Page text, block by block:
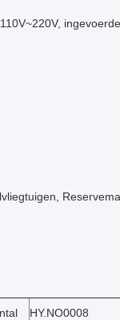
HY.NO0008